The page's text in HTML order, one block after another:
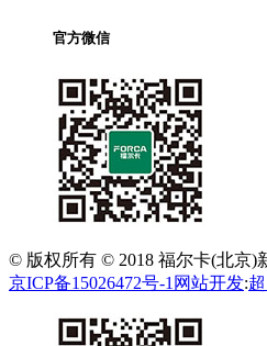
官方微信
© 版权所有 © 2018 福尔卡(北京)
京ICP备15026472号-1 网站开发: